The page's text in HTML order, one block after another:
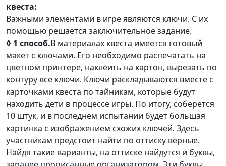
квеста:
Важными элементами в игре являются ключи. С их
помощью решается заключительное задание.
◊ 1 способ.В материалах квеста имеется готовый
макет с ключами. Его необходимо распечатать на
цветном принтере, наклеить на картон, вырезать по
контуру все ключи. Ключи раскладываются вместе с
карточками квеста по тайникам, которые будут
находить дети в процессе игры. По итогу, соберется
10 штук, и в последнем испытании будет большая
картинка с изображением схожих ключей. Здесь
участникам предстоит найти по оттиску верные.
Найдя такие варианты, на оттиске найдутся и буквы,